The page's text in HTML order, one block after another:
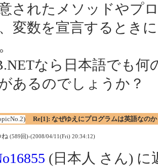
されたメソッドやプ
変数を宣言するとき
なら日本語でも何
あるのでしょうか？
Re[1]: なぜゆえにプログラムは英語なのか
ね (589回)-(2008/04/11(Fri) 20:34:12)
(日本人 さん) に